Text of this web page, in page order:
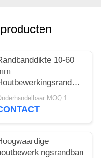
10-60
continue werking
MOQ:1